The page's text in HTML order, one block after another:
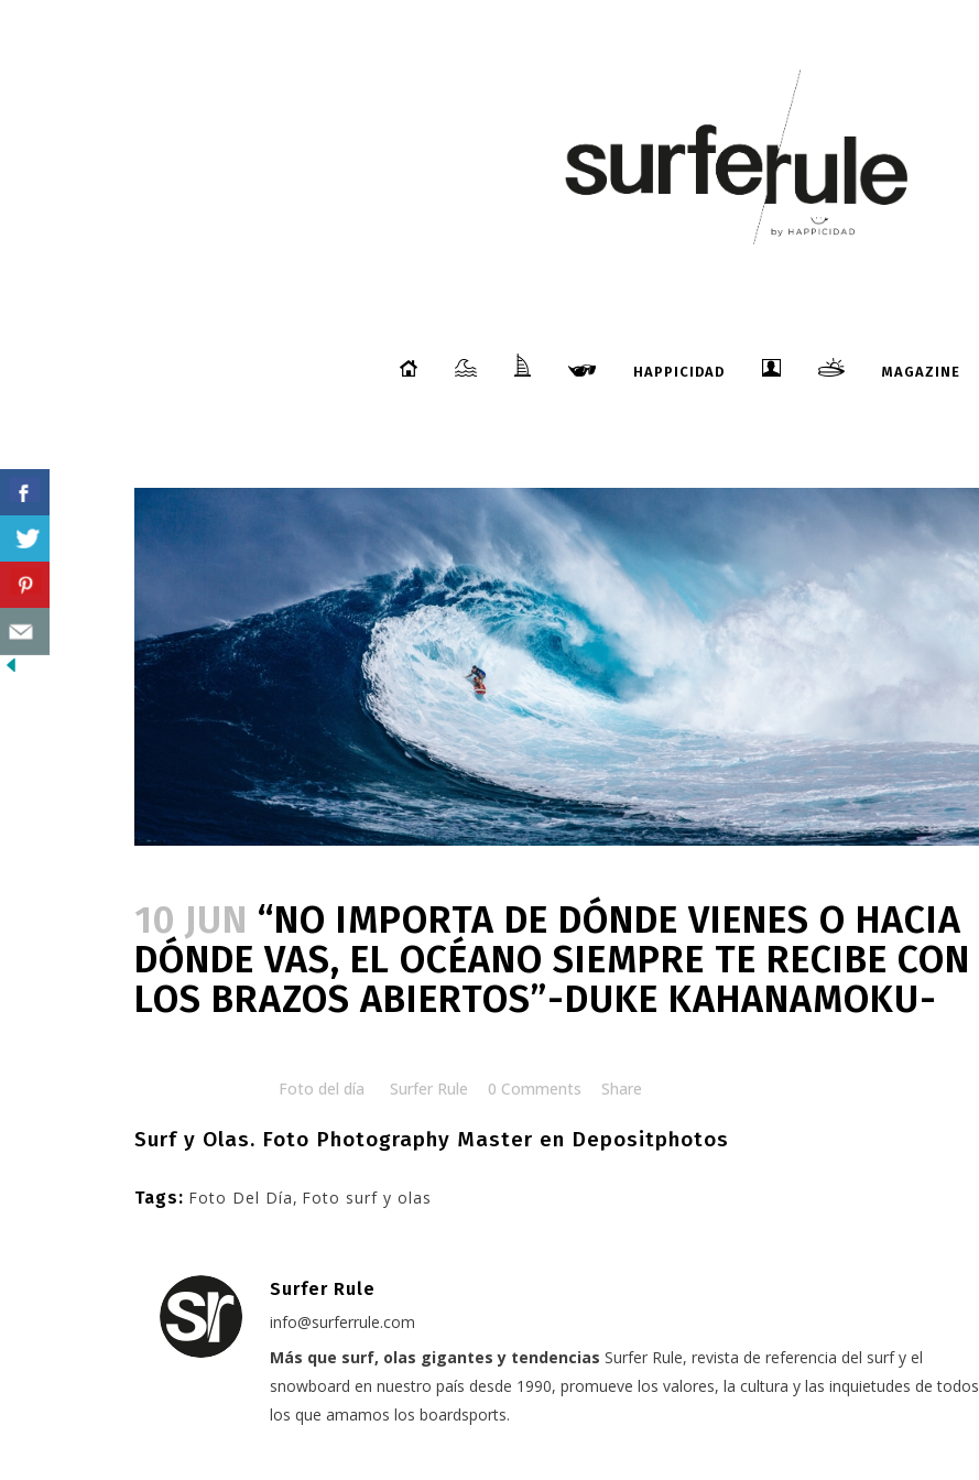
HAPPICIDAD MAGAZINE
10 JUN “NO IMPORTA DE DÓNDE VIENES O HACIA
DÓNDE VAS, EL OCÉANO SIEMPRE TE RECIBE CON
LOS BRAZOS ABIERTOS”-DUKE KAHANAMOKU-
Foto del día Surfer Rule 0 Comments Share
Surf y Olas. Foto Photography Master en Depositphotos
Tags: Foto Del Día, Foto surf y olas
Surfer Rule
info@surferrule.com
Más que surf, olas gigantes y tendencias Surfer Rule, revista de referencia del surf y el
snowboard en nuestro país desde 1990, promueve los valores, la cultura y las inquietudes de todos
los que amamos los boardsports.